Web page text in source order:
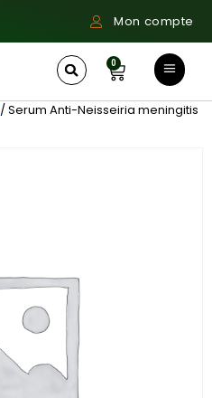
Mon compte
0
/ Serum Anti-Neisseiria meningitis